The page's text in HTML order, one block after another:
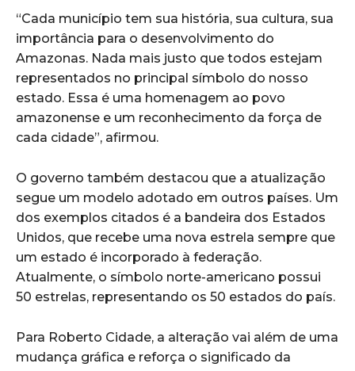
“Cada município tem sua história, sua cultura, sua
importância para o desenvolvimento do
Amazonas. Nada mais justo que todos estejam
representados no principal símbolo do nosso
estado. Essa é uma homenagem ao povo
amazonense e um reconhecimento da força de
cada cidade”, afirmou.
O governo também destacou que a atualização
segue um modelo adotado em outros países. Um
dos exemplos citados é a bandeira dos Estados
Unidos, que recebe uma nova estrela sempre que
um estado é incorporado à federação.
Atualmente, o símbolo norte-americano possui
50 estrelas, representando os 50 estados do país.
Para Roberto Cidade, a alteração vai além de uma
mudança gráfica e reforça o significado da